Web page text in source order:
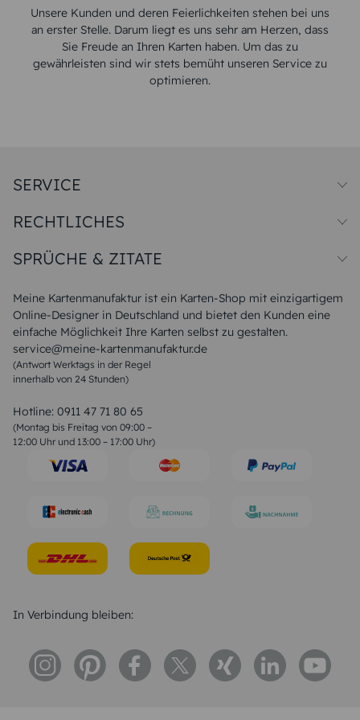
Unsere Kunden und deren Feierlichkeiten stehen bei uns
an erster Stelle. Darum liegt es uns sehr am Herzen, dass
Sie Freude an Ihren Karten haben. Um das zu
gewährleisten sind wir stets bemüht unseren Service zu
optimieren.
Meine Kartenmanufaktur ist ein Karten-Shop mit einzigartigem
Online-Designer in Deutschland und bietet den Kunden eine
einfache Möglichkeit Ihre Karten selbst zu gestalten.
service@meine-kartenmanufaktur.de
(Antwort Werktags in der Regel
innerhalb von 24 Stunden)
Hotline: 0911 47 71 80 65
(Montag bis Freitag von 09:00 –
12:00 Uhr und 13:00 – 17:00 Uhr)
SERVICE
Papiersorten
Unsere Produktion
Magazin
FAQ
RECHTLICHES
Widerrufsbelehrung
SPRÜCHE & ZITATE
Liebeskummer Sprüche
Sommer Sprüche
Muttertagssprüche
Sprüche zur Hochzeit
Sprüche zur Konfirmation & Kommunion
Weihnachtsgedichte
Liebessprüche
Geburtstagssprüche
Trauersprüche
Konfirmation Glückwünsche
In Verbindung bleiben: